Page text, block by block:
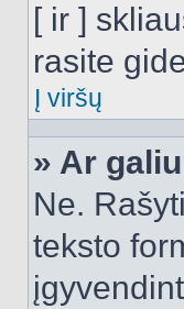
[ ir ]
rasite
Į viršų
» Ar
Ne.
teksto